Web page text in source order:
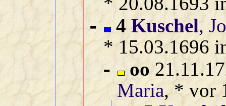
- 4 Kuschel,
* 15.03.1696
- oo
Maria, * vor